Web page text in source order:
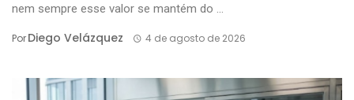
nem sempre esse valor se mantém do ...
PorDiego Velázquez 4 de agosto de 2026